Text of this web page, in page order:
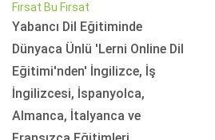
Fırsat Bu Fırsat
Yabancı Dil Eğitiminde
Dünyaca Ünlü 'Lerni Online Dil
Eğitimi'nden' İngilizce, İş
İngilizcesi, İspanyolca,
Almanca, İtalyanca ve